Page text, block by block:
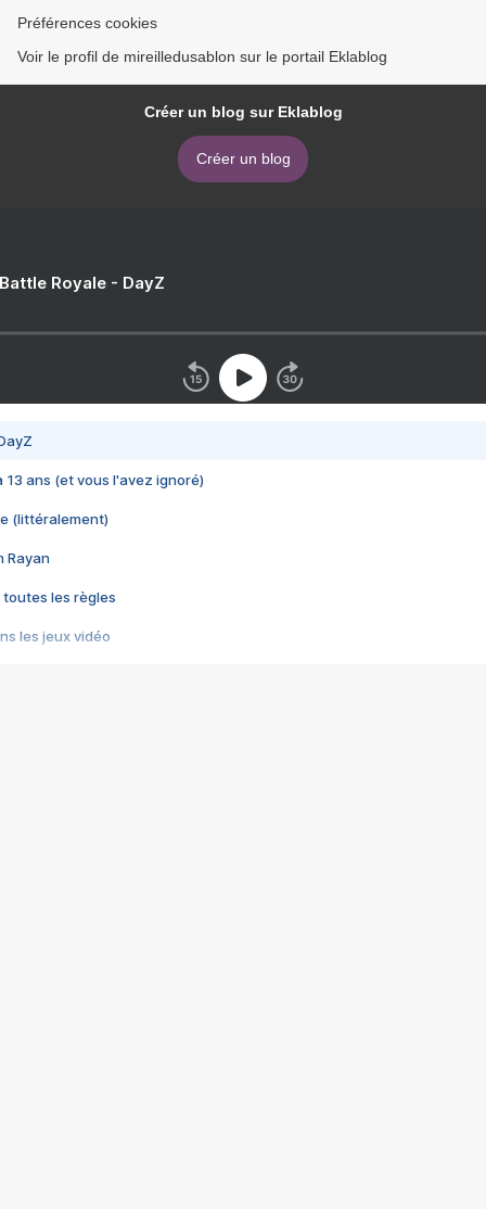
Préférences cookies
Voir le profil de mireilledusablon sur le portail Eklablog
Créer un blog sur Eklablog
Créer un blog
Royale - DayZ
13 ans (et vous l'avez ignoré)
(littéralement)
Rayan
toutes les règles
les jeux vidéo